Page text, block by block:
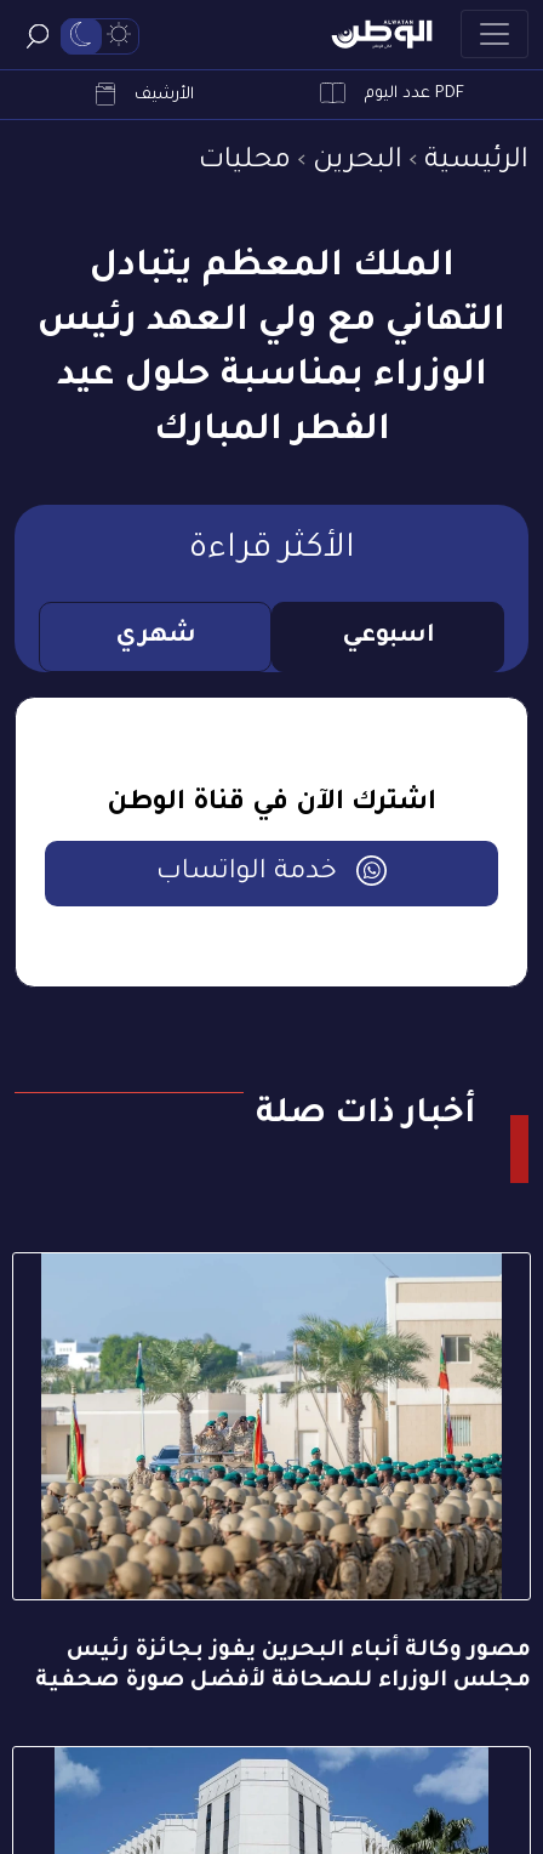
PDF عدد اليوم الأرشيف
الرئيسية البحرين محليات
الملك المعظم يتبادل
التهاني مع ولي العهد رئيس
الوزراء بمناسبة حلول عيد
الفطر المبارك
الأكثر قراءة
اسبوعي شهري
اشترك الآن في قناة الوطن
خدمة الواتساب
أخبار ذات صلة
مصور وكالة أنباء البحرين يفوز بجائزة رئيس
مجلس الوزراء للصحافة لأفضل صورة صحفية